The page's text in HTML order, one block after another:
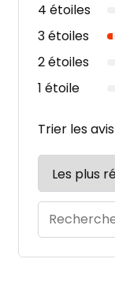
4 étoiles
3 étoiles
2 étoiles
1 étoile
Trier les avis